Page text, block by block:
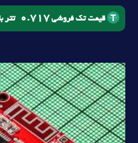
قیمت تک فروشی 0.717 تتر